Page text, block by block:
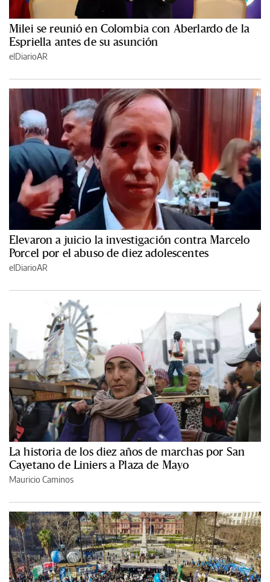
Milei se reunió en Colombia con Aberlardo de la
Espriella antes de su asunción
elDiarioAR
Elevaron a juicio la investigación contra Marcelo
Porcel por el abuso de diez adolescentes
elDiarioAR
La historia de los diez años de marchas por San
Cayetano de Liniers a Plaza de Mayo
Mauricio Caminos